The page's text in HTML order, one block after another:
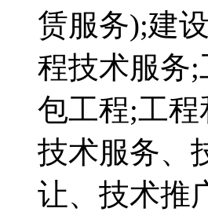
赁服务);建
程技术服务
包工程;工
技术服务、
让、技术推